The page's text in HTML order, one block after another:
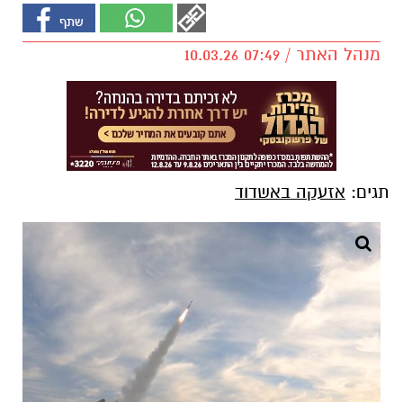
מנהל האתר / 07:49 10.03.26
תגים: אזעקה באשדוד